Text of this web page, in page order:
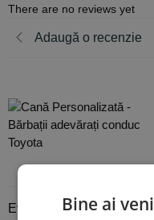
There are no reviews yet
Adaugă o recenzie
Evaluare *Bine ai